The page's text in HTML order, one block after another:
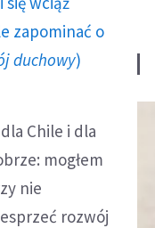
zapominać o
duchowy)
Chile i dla
mogłem
nie
rozwój